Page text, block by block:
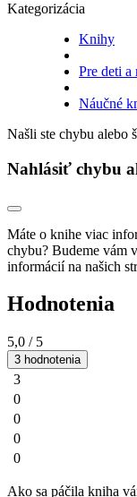
Kategorizácia
Knihy
Pre deti a
Náučné
Našli ste chybu alebo
Nahlásiť chybu
Máte o knihe viac
chybu? Budeme vám
informácií na našich
Hodnotenia
5,0 / 5
3 hodnotenia
3
0
0
0
0
Ako sa páčila kniha